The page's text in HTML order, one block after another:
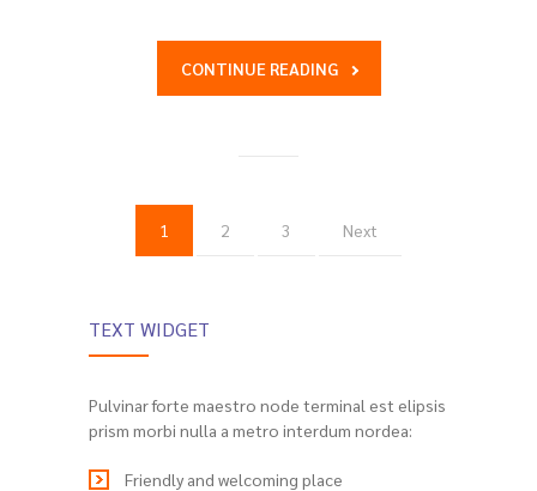
CONTINUE READING
1 2 3 Next
TEXT WIDGET
Pulvinar forte maestro node terminal est elipsis
prism morbi nulla a metro interdum nordea:
Friendly and welcoming place